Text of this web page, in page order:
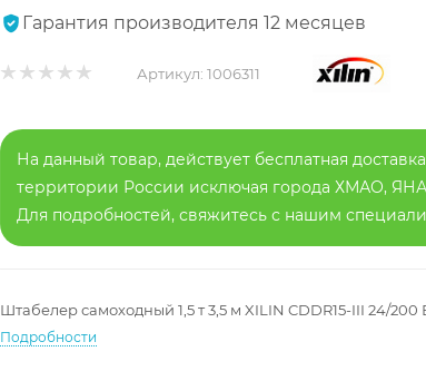
Гарантия производителя 12 месяцев
Артикул: 1006311
На данный товар, действует бесплатная
территории России исключая города ХМАО,
Для подробностей, свяжитесь с нашим
Штабелер самоходный 1,5 т 3,5 м XILIN CDDR15-III 24/
Подробности